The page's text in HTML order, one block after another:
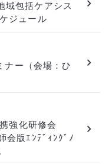
域包括ケアシス
ジュール
ナー（会場：ひ
強化研修会
会版ｴﾝﾃﾞｨﾝｸﾞﾉ